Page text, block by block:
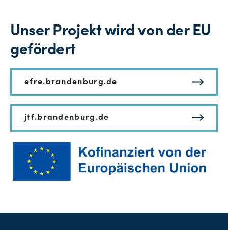
Unser Projekt wird von der EU
gefördert
efre.brandenburg.de
jtf.brandenburg.de